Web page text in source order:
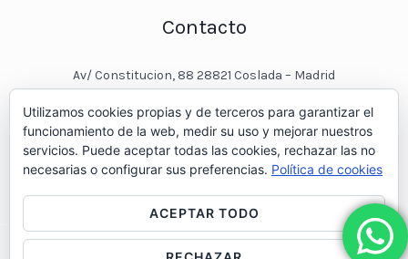
Contacto
Av/ Constitucion, 88 28821 Coslada – Madrid
pinturasurbano@hotmail.es
+34 – 643 00 74 11
Utilizamos cookies propias y de terceros para garantizar el
funcionamiento de la web, medir su uso y mejorar nuestros
servicios. Puede aceptar todas las cookies, rechazar las no
necesarias o configurar sus preferencias. Política de cookies
ACEPTAR TODO